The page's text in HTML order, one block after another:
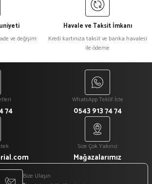
ve değişim
Havale ve Taksit İmkanı
Kredi kartınıza taksit ve banka havalesi
ile ödeme
74
WhatsApp Teklif İste
0543 913 74 74
Size Çok Yakınız
Mağazalarımız
Bize Ulaşın